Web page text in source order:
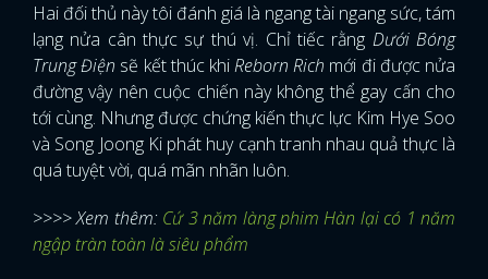
Hai đối thủ này tôi đánh giá là ngang tài ngang sức, tám
lạng nửa cân thực sự thú vị. Chỉ tiếc rằng Dưới Bóng
Trung Điện sẽ kết thúc khiReborn Rich mới đi được nửa
đường vậy nên cuộc chiến này không thể gay cấn cho
tới cùng. Nhưng được chứng kiến thực lực Kim Hye Soo
và Song Joong Ki phát huy cạnh tranh nhau quả thực là
quá tuyệt vời, quá mãn nhãn luôn.
>>>> Xem thêm: Cứ 3 năm làng phim Hàn lại có 1 năm
ngập tràn toàn là siêu phẩm